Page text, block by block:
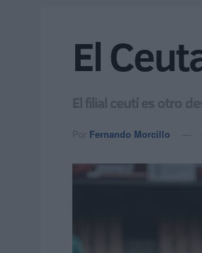
El
El filial ceutí es otro
Por Fernando Morcillo